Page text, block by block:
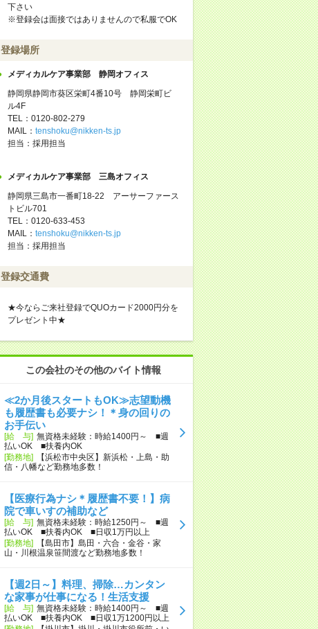
下さい
※登録会は面接ではありませんので私服でOK
登録場所
メディカルケア事業部 静岡オフィス
静岡県静岡市葵区栄町4番10号 静岡栄町ビ
ル4F
TEL：0120-802-279
MAIL： tenshoku@nikken-ts.jp
担当：採用担当
メディカルケア事業部 三島オフィス
静岡県三島市一番町18-22 アーサーファース
トビル701
TEL：0120-633-453
MAIL： tenshoku@nikken-ts.jp
担当：採用担当
登録交通費
★今ならご来社登録でQUOカード2000円分を
プレゼント中★
この会社のその他のバイト情報
≪2か月後スタートもOK≫志望動機
も履歴書も必要ナシ！＊身の回りの
お手伝い
[給 与] 無資格未経験：時給1400円～ ■週
払いOK ■扶養内OK
[勤務地]
【浜松市中央区】新浜松・上島・助
信・八幡など勤務地多数！
【医療行為ナシ＊履歴書不要！】病
院で車いすの補助など
[給 与] 無資格未経験：時給1250円～ ■週
払いOK ■扶養内OK ■日収1万円以上
[勤務地]
【島田市】島田・六合・金谷・家
山・川根温泉笹間渡など勤務地多数！
【週2日～】料理、掃除…カンタン
な家事が仕事になる！生活支援
[給 与] 無資格未経験：時給1400円～ ■週
払いOK ■扶養内OK ■日収1万1200円以上